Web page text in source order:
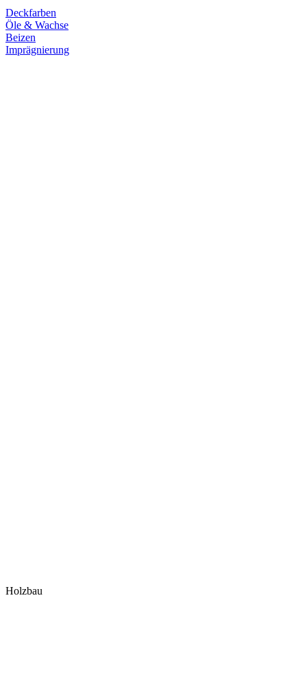
Deckfarben
Öle & Wachse
Beizen
Imprägnierung
Holzbau